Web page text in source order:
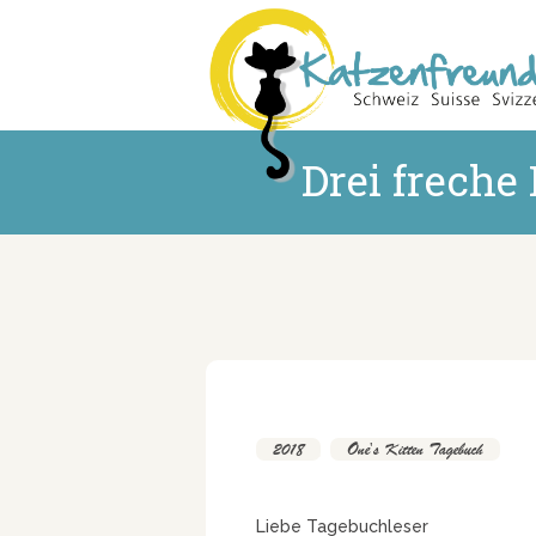
Drei freche
2018 One's Kitten Tagebuch
Liebe Tagebuchleser